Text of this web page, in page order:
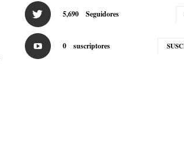
5,690 Seguidores
0 suscriptores